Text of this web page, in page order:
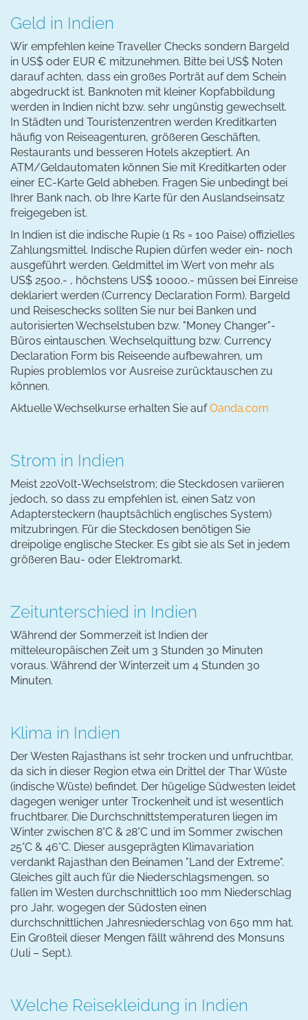
Geld in Indien
Wir empfehlen keine Traveller Checks sondern Bargeld
in US$ oder EUR € mitzunehmen. Bitte bei US$ Noten
darauf achten, dass ein großes Porträt auf dem Schein
abgedruckt ist. Banknoten mit kleiner Kopfabbildung
werden in Indien nicht bzw. sehr ungünstig gewechselt.
In Städten und Touristenzentren werden Kreditkarten
häufig von Reiseagenturen, größeren Geschäften,
Restaurants und besseren Hotels akzeptiert. An
ATM/Geldautomaten können Sie mit Kreditkarten oder
einer EC-Karte Geld abheben. Fragen Sie unbedingt bei
Ihrer Bank nach, ob Ihre Karte für den Auslandseinsatz
freigegeben ist.
In Indien ist die indische Rupie (1 Rs = 100 Paise) offizielles
Zahlungsmittel. Indische Rupien dürfen weder ein- noch
ausgeführt werden. Geldmittel im Wert von mehr als
US$ 2500.- , höchstens US$ 10000.- müssen bei Einreise
deklariert werden (Currency Declaration Form). Bargeld
und Reiseschecks sollten Sie nur bei Banken und
autorisierten Wechselstuben bzw. "Money Changer"-
Büros eintauschen. Wechselquittung bzw. Currency
Declaration Form bis Reiseende aufbewahren, um
Rupies problemlos vor Ausreise zurücktauschen zu
können.
Aktuelle Wechselkurse erhalten Sie aufOanda.com
Strom in Indien
Meist 220Volt-Wechselstrom; die Steckdosen variieren
jedoch, so dass zu empfehlen ist, einen Satz von
Adaptersteckern (hauptsächlich englisches System)
mitzubringen. Für die Steckdosen benötigen Sie
dreipolige englische Stecker. Es gibt sie als Set in jedem
größeren Bau- oder Elektromarkt.
Zeitunterschied in Indien
Während der Sommerzeit ist Indien der
mitteleuropäischen Zeit um 3 Stunden 30 Minuten
voraus. Während der Winterzeit um 4 Stunden 30
Minuten.
Klima in Indien
Der Westen Rajasthans ist sehr trocken und unfruchtbar,
da sich in dieser Region etwa ein Drittel der Thar Wüste
(indische Wüste) befindet. Der hügelige Südwesten leidet
dagegen weniger unter Trockenheit und ist wesentlich
fruchtbarer. Die Durchschnittstemperaturen liegen im
Winter zwischen 8°C & 28°C und im Sommer zwischen
25°C & 46°C. Dieser ausgeprägten Klimavariation
verdankt Rajasthan den Beinamen "Land der Extreme".
Gleiches gilt auch für die Niederschlagsmengen, so
fallen im Westen durchschnittlich 100 mm Niederschlag
pro Jahr, wogegen der Südosten einen
durchschnittlichen Jahresniederschlag von 650 mm hat.
Ein Großteil dieser Mengen fällt während des Monsuns
(Juli – Sept.).
Welche Reisekleidung in Indien